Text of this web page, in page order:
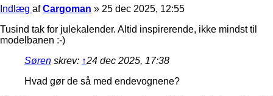
Indlæg afCargoman » 25 dec 2025, 12:55
Tusind tak for julekalender. Altid inspirerende, ikke mindst til
modelbanen :-)
Søren skrev: ↑24 dec 2025, 17:38
Hvad gør de så med endevognene?